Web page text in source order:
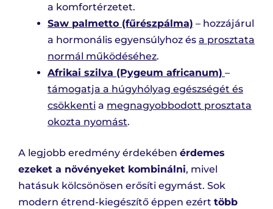
a komfortérzetet.
Saw palmetto (fűrészpálma) – hozzájárul
a hormonális egyensúlyhoz és a prosztata
normál működéséhez.
Afrikai szilva (Pygeum africanum) –
támogatja a húgyhólyag egészségét és
csökkenti a megnagyobbodott prosztata
okozta nyomást.
A legjobb eredmény érdekében érdemes
ezeket a növényeket kombinálni, mivel
hatásuk kölcsönösen erősíti egymást. Sok
modern étrend-kiegészítő éppen ezért több